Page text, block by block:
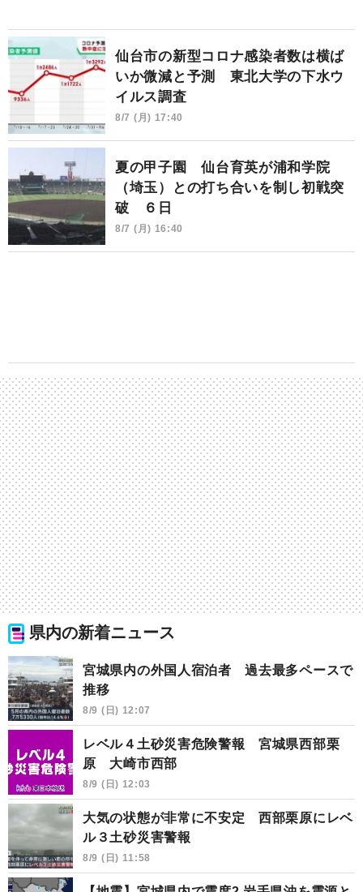
仙台市の新型コロナ感染者数は横ば
いか微減と予測 東北大学の下水ウ
イルス調査
8/7 (月) 17:40
夏の甲子園 仙台育英が浦和学院
（埼玉）との打ち合いを制し初戦突
破 ６日
8/7 (月) 16:40
県内の新着ニュース
宮城県内の外国人宿泊者 過去最多ペースで
推移
8/9 (日) 12:07
レベル４土砂災害危険警報 宮城県西部栗
原 大崎市西部
8/9 (日) 12:03
大気の状態が非常に不安定 西部栗原にレベ
ル３土砂災害警報
8/9 (日) 11:58